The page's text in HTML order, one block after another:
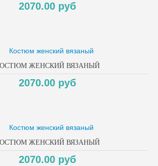
2070.00 руб
ЖЕНСКИЙ ВЯЗАНЫЙ
2070.00 руб
ЖЕНСКИЙ ВЯЗАНЫЙ
2070.00 руб